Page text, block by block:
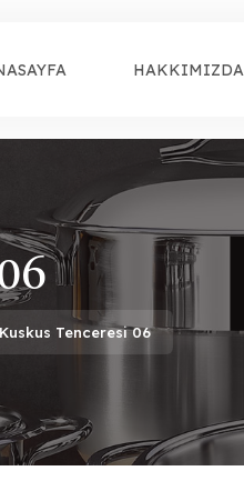
HAKKIMIZDA
Kuskus Tenceresi 06